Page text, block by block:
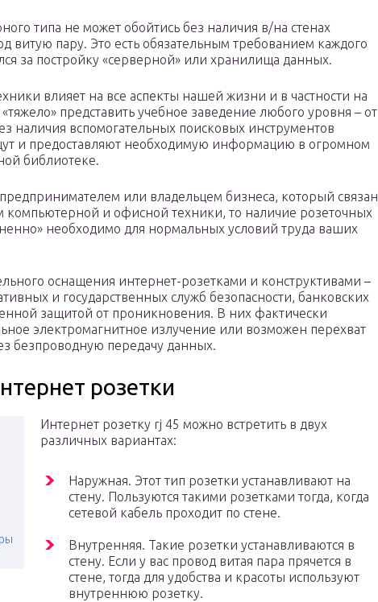
типа не может обойтись без наличия в/на стенах
витую пару. Это есть обязательным требованием каждого
за постройку «серверной» или хранилища данных.
влияет на все аспекты нашей жизни и в частности на
представить учебное заведение любого уровня – от
наличия вспомогательных поисковых инструментов
и предоставляют необходимую информацию в огромном
библиотеке.
или владельцем бизнеса, который связан
и офисной техники, то наличие розеточных
необходимо для нормальных условий труда ваших
оснащения интернет-розетками и конструктивами –
и государственных служб безопасности, банковских
защитой от проникновения. В них фактически
электромагнитное излучение или возможен перехват
безпроводную передачу данных.
розетки
Интернет розетку rj 45 можно встретить в двух
различных вариантах:
Наружная. Этот тип розетки устанавливают на
стену. Пользуются такими розетками тогда, когда
сетевой кабель проходит по стене.
Внутренняя. Такие розетки устанавливаются в
стену. Если у вас провод витая пара прячется в
стене, тогда для удобства и красоты используют
внутреннюю розетку.